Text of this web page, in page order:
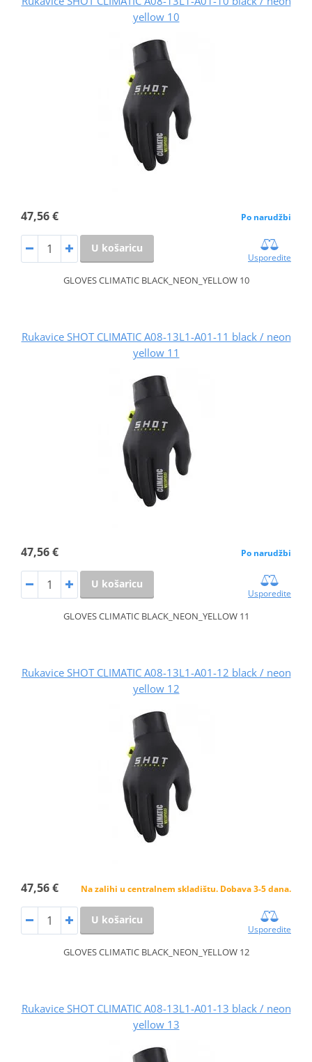
yellow 10
47,56 € Po narudžbi
U košaricu
Usporedite
GLOVES CLIMATIC BLACK_NEON_YELLOW 10
Rukavice SHOT CLIMATIC A08-13L1-A01-11 black / neon
yellow 11
47,56 € Po narudžbi
U košaricu
Usporedite
GLOVES CLIMATIC BLACK_NEON_YELLOW 11
Rukavice SHOT CLIMATIC A08-13L1-A01-12 black / neon
yellow 12
47,56 € Na zalihi u centralnem skladištu. Dobava 3-5 dana.
U košaricu
Usporedite
GLOVES CLIMATIC BLACK_NEON_YELLOW 12
Rukavice SHOT CLIMATIC A08-13L1-A01-13 black / neon
yellow 13